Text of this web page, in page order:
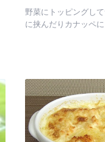
野菜にトッピングし
に挟んだりカナッペに